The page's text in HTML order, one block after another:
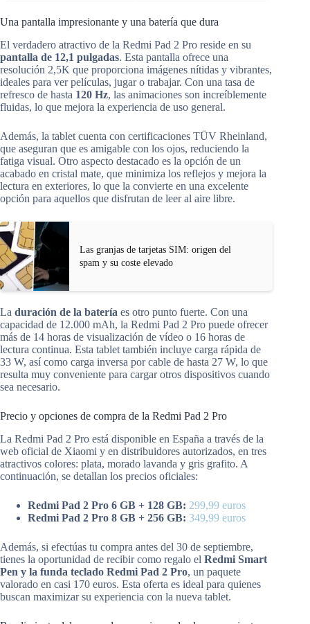
Una pantalla impresionante y una batería que dura
El verdadero atractivo de la Redmi Pad 2 Pro reside en su
pantalla de 12,1 pulgadas. Esta pantalla ofrece una
resolución 2,5K que proporciona imágenes nítidas y vibrantes,
ideales para ver películas, jugar o trabajar. Con una tasa de
refresco de hasta 120 Hz, las animaciones son increíblemente
fluidas, lo que mejora la experiencia de uso general.
Además, la tablet cuenta con certificaciones TÜV Rheinland,
que aseguran que es amigable con los ojos, reduciendo la
fatiga visual. Otro aspecto destacado es la opción de un
acabado en cristal mate, que minimiza los reflejos y mejora la
lectura en exteriores, lo que la convierte en una excelente
opción para aquellos que disfrutan de leer al aire libre.
Las granjas de tarjetas SIM: origen del
spam y su coste elevado
La duración de la batería es otro punto fuerte. Con una
capacidad de 12.000 mAh, la Redmi Pad 2 Pro puede ofrecer
más de 14 horas de visualización de vídeo o 16 horas de
lectura continua. Esta tablet también incluye carga rápida de
33 W, así como carga inversa por cable de hasta 27 W, lo que
resulta muy conveniente para cargar otros dispositivos cuando
sea necesario.
Precio y opciones de compra de la Redmi Pad 2 Pro
La Redmi Pad 2 Pro está disponible en España a través de la
web oficial de Xiaomi y en distribuidores autorizados, en tres
atractivos colores: plata, morado lavanda y gris grafito. A
continuación, se detallan los precios oficiales:
Redmi Pad 2 Pro 6 GB + 128 GB: 299,99 euros
Redmi Pad 2 Pro 8 GB + 256 GB: 349,99 euros
Además, si efectúas tu compra antes del 30 de septiembre,
tienes la oportunidad de recibir como regalo el Redmi Smart
Pen y la funda teclado Redmi Pad 2 Pro, un paquete
valorado en casi 170 euros. Esta oferta es ideal para quienes
buscan maximizar su experiencia con la nueva tablet.